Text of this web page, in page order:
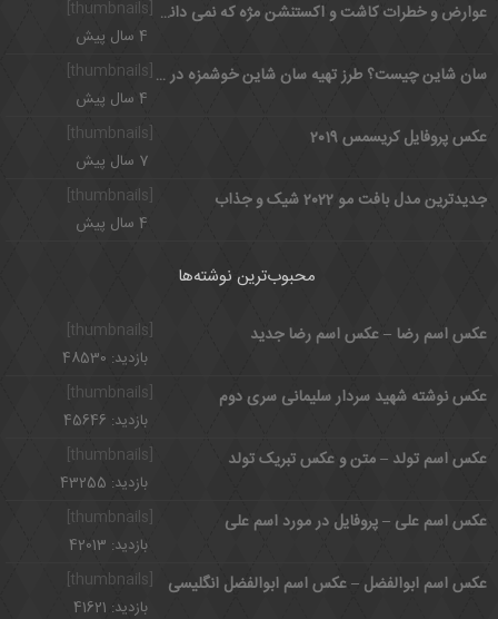
عوارض و خطرات کاشت و اکستنشن مژه که نمی دانستید
4 سال پیش
[thumbnails] سان شاین چیست؟ طرز تهیه سان شاین خوشمزه در سه مرحله
4 سال پیش
عکس پروفایل کریسمس 2019
7 سال پیش
جدیدترین مدل بافت مو 2022 شیک و جذاب
4 سال پیش
محبوب‌ترین نوشته‌ها
عکس اسم رضا – عکس اسم رضا جدید
بازدید: 48530
[thumbnails]
عکس نوشته شهید سردار سلیمانی سری دوم
بازدید: 45646
عکس اسم تولد – متن و عکس تبریک تولد
بازدید: 43255
عکس اسم علی – پروفایل در مورد اسم علی
بازدید: 42013
عکس اسم ابوالفضل – عکس اسم ابوالفضل انگلیسی
بازدید: 41621